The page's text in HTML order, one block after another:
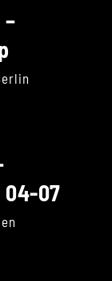
–
04-07